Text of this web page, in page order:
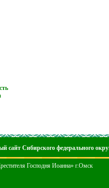
сайт Сибирского федерального
Господня Иоанна» г.Омск